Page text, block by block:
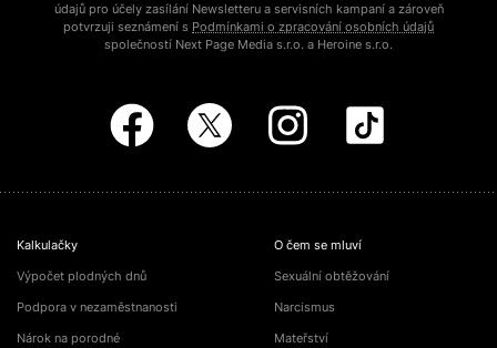
údajů pro účely zasílání Newsletteru a servisních kampaní a zároveň
potvrzuji seznámení s Podmínkami o zpracování osobních údajů
společností Next Page Media s.r.o. a Heroine s.r.o.
Kalkulačky
Výpočet plodných dnů
Podpora v nezaměstnanosti
Nárok na porodné
O čem se mluví
Sexuální obtěžování
Narcismus
Mateřství